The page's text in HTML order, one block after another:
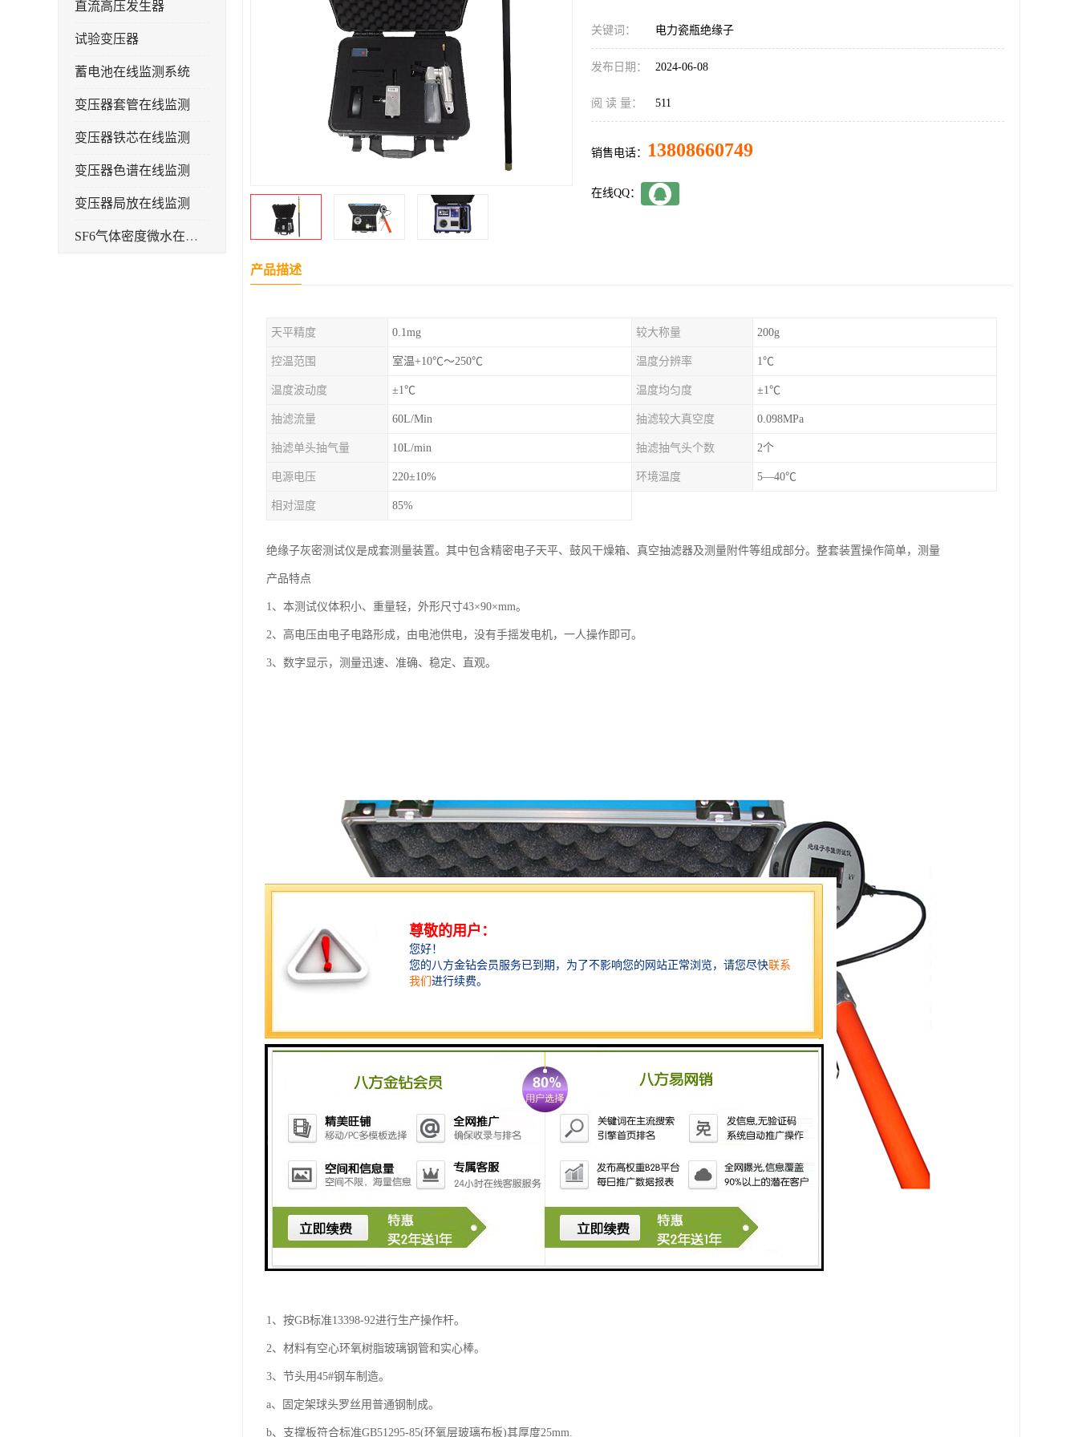
直流高压发生器
试验变压器
蓄电池在线监测系统
变压器套管在线监测
变压器铁芯在线监测
变压器色谱在线监测
变压器局放在线监测
SF6气体密度微水在线监测系统
关键词： 电力瓷瓶绝缘子
发布日期： 2024-06-08
阅 读 量： 511
销售电话： 13808660749
在线QQ：
产品描述
天平精度 0.1mg 较大称量 200g
控温范围 室温+10℃～250℃ 温度分辨率 1℃
温度波动度 ±1℃ 温度均匀度 ±1℃
抽滤流量 60L/Min 抽滤较大真空度 0.098MPa
抽滤单头抽气量 10L/min 抽滤抽气头个数 2个
电源电压 220±10% 环境温度 5—40℃
相对湿度 85%
绝缘子灰密测试仪是成套测量装置。其中包含精密电子天平、鼓风干燥箱、真空抽滤器及测量附件等组成部分。整套装置操作简单，测量
产品特点
1、本测试仪体积小、重量轻，外形尺寸43×90×mm。
2、高电压由电子电路形成，由电池供电，没有手摇发电机，一人操作即可。
3、数字显示，测量迅速、准确、稳定、直观。
1、按GB标准13398-92进行生产操作杆。
2、材料有空心环氧树脂玻璃钢管和实心棒。
3、节头用45#钢车制造。
a、固定架球头罗丝用普通钢制成。
b、支撑板符合标准GB51295-85(环氧层玻璃布板)其厚度25mm.